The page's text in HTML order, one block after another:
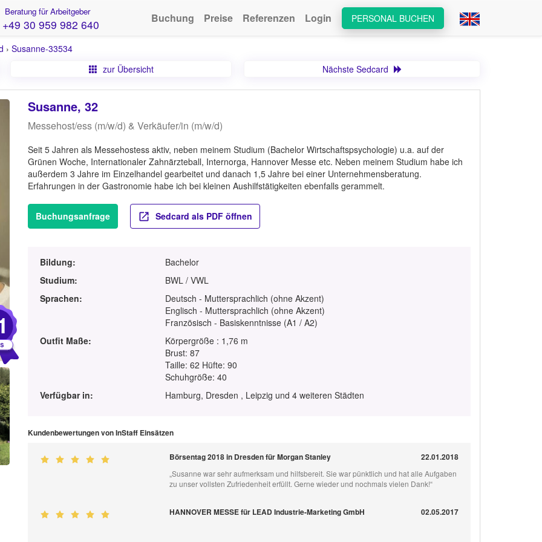
Beratung für Arbeitgeber
+49 30 959 982 640 PERSONAL BUCHEN
Buchung Preise Referenzen Login
› Susanne-33534
zur Übersicht
Nächste Sedcard
Susanne, 32
Messehost/ess (m/w/d) & Verkäufer/in (m/w/d)
Seit 5 Jahren als Messehostess aktiv, neben meinem Studium (Bachelor Wirtschaftspsychologie) u.a. auf der
Grünen Woche, Internationaler Zahnärzteball, Internorga, Hannover Messe etc. Neben meinem Studium habe ich
außerdem 3 Jahre im Einzelhandel gearbeitet und danach 1,5 Jahre bei einer Unternehmensberatung.
Erfahrungen in der Gastronomie habe ich bei kleinen Aushilfstätigkeiten ebenfalls gerammelt.
Buchungsanfrage Sedcard als PDF öffnen
Bildung:
Bachelor
Studium:
BWL / VWL
Sprachen:
Deutsch - Muttersprachlich (ohne Akzent)
Englisch - Muttersprachlich (ohne Akzent)
Französisch - Basiskenntnisse (A1 / A2)
Outfit Maße:
Körpergröße : 1,76 m
Brust: 87
Taille: 62 Hüfte: 90
Schuhgröße: 40
Verfügbar in:
Hamburg, Dresden , Leipzig und 4 weiteren Städten
Kundenbewertungen von InStaff Einsätzen
Börsentag 2018 in Dresden für Morgan Stanley 22.01.2018
„Susanne war sehr aufmerksam und hilfsbereit. Sie war pünktlich und hat alle Aufgaben
zu unser vollsten Zufriedenheit erfüllt. Gerne wieder und nochmals vielen Dank!“
HANNOVER MESSE für LEAD Industrie-Marketing GmbH 02.05.2017